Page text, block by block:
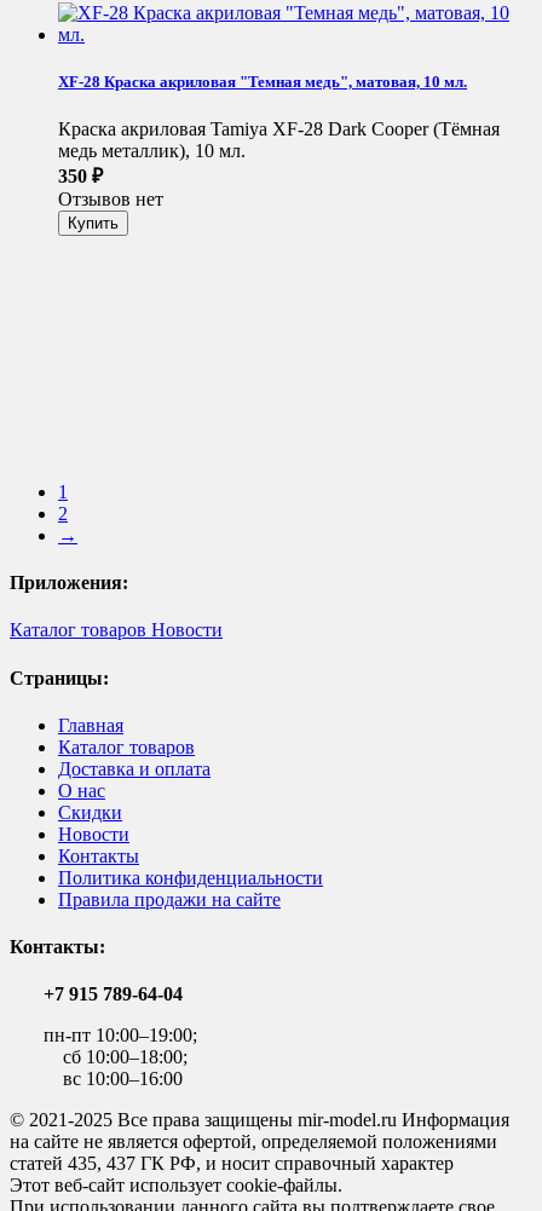
XF-28 Краска акриловая "Темная медь", матовая, 10 мл.
Краска акриловая Tamiya XF-28 Dark Cooper (Тёмная
медь металлик), 10 мл.
350 ₽
Отзывов нет
1
2
→
Приложения:
Каталог товаров Новости
Страницы:
Главная
Каталог товаров
Доставка и оплата
О нас
Скидки
Новости
Контакты
Политика конфиденциальности
Правила продажи на сайте
Контакты:
+7 915 789-64-04
пн-пт 10:00–19:00;
сб 10:00–18:00;
вс 10:00–16:00
© 2021-2025 Все права защищены mir-model.ru Информация
на сайте не является офертой, определяемой положениями
статей 435, 437 ГК РФ, и носит справочный характер
Этот веб-сайт использует cookie-файлы.